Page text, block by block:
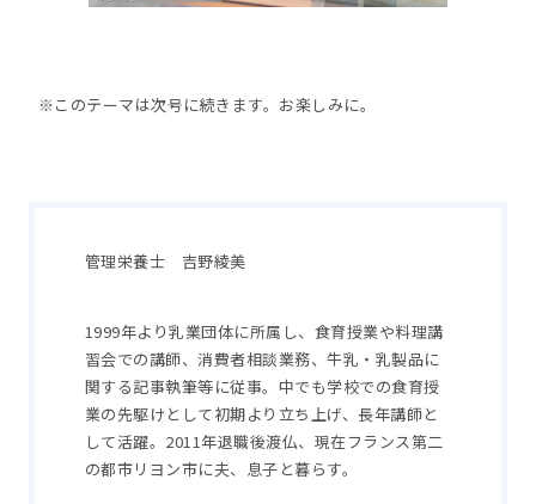
※このテーマは次号に続きます。お楽しみに。
管理栄養士 吉野綾美
1999年より乳業団体に所属し、食育授業や料理講
習会での講師、消費者相談業務、牛乳・乳製品に
関する記事執筆等に従事。中でも学校での食育授
業の先駆けとして初期より立ち上げ、長年講師と
して活躍。2011年退職後渡仏、現在フランス第二
の都市リヨン市に夫、息子と暮らす。